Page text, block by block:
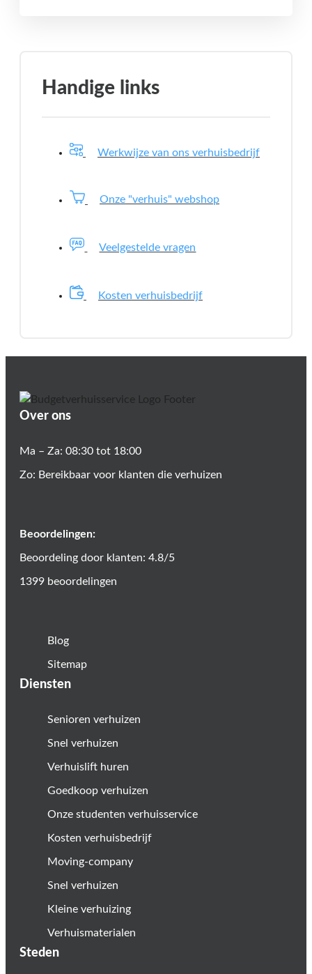
Handige links
Werkwijze van ons verhuisbedrijf
Onze "verhuis" webshop
Veelgestelde vragen
Kosten verhuisbedrijf
Over ons
Ma – Za: 08:30 tot 18:00
Zo: Bereikbaar voor klanten die verhuizen
Beoordelingen:
Beoordeling door klanten: 4.8/5
1399 beoordelingen
Blog
Sitemap
Diensten
Senioren verhuizen
Snel verhuizen
Verhuislift huren
Goedkoop verhuizen
Onze studenten verhuisservice
Kosten verhuisbedrijf
Moving-company
Snel verhuizen
Kleine verhuizing
Verhuismaterialen
Steden